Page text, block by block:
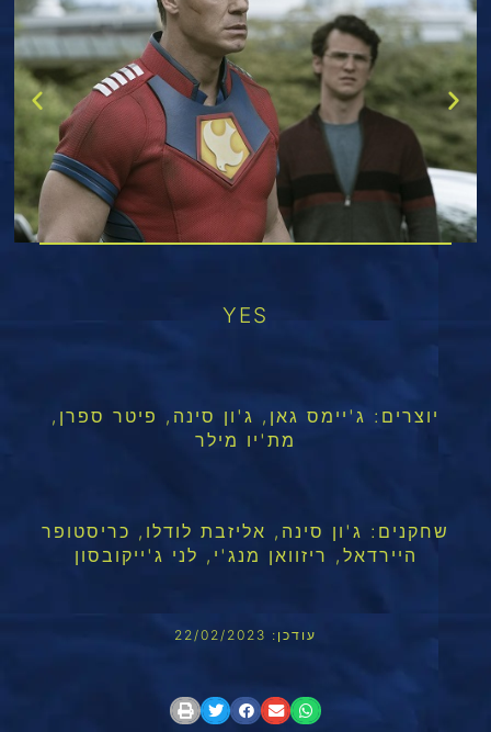
YES
יוצרים: ג'יימס גאן, ג'ון סינה, פיטר ספרן,
מת'יו מילר
שחקנים: ג'ון סינה, אליזבת לודלו, כריסטופר
היירדאל, ריזוואן מנג'י, לני ג'ייקובסון
עודכן: 22/02/2023